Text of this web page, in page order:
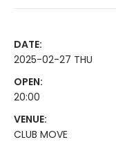
DATE:
2025-02-27 THU
OPEN:
20:00
VENUE:
CLUB MOVE